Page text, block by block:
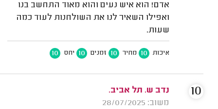
אדם! הוא איש נעים והוא מאוד התחשב בנו
ואפילו השאיר לנו את השולחנות לעוד כמה
שעות.
איכות 10 מחיר 10 זמנים 10 יחס 10
נדב ש. תל אביב.
משוב: 28/07/2025
10